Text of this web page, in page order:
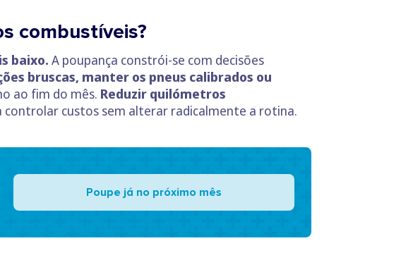
combustíveis?
baixo. A poupança constrói-se com decisões
bruscas, manter os pneus calibrados ou
ao fim do mês. Reduzir quilómetros
controlar custos sem alterar radicalmente a rotina.
Poupe já no próximo mês